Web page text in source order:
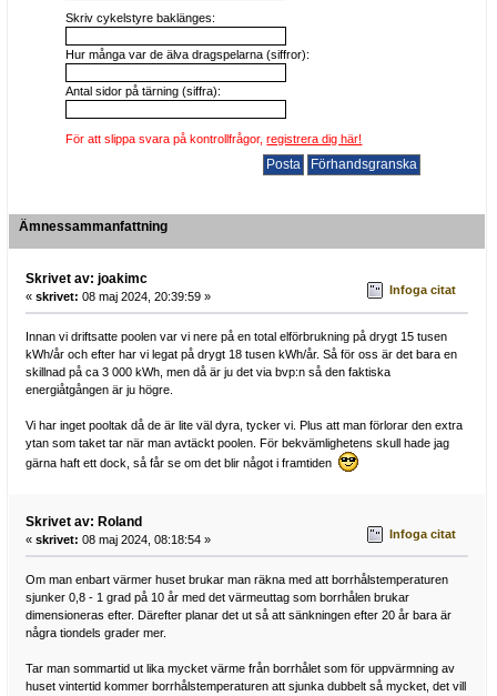
Skriv cykelstyre baklänges:
Hur många var de älva dragspelarna (siffror):
Antal sidor på tärning (siffra):
För att slippa svara på kontrollfrågor,registrera dig här!
Ämnessammanfattning
Skrivet av: joakimc
« skrivet: 08 maj 2024, 20:39:59 » Infoga citat
Innan vi driftsatte poolen var vi nere på en total elförbrukning på drygt 15 tusen
kWh/år och efter har vi legat på drygt 18 tusen kWh/år. Så för oss är det bara en
skillnad på ca 3 000 kWh, men då är ju det via bvp:n så den faktiska
energiåtgången är ju högre.
Vi har inget pooltak då de är lite väl dyra, tycker vi. Plus att man förlorar den extra
ytan som taket tar när man avtäckt poolen. För bekvämlighetens skull hade jag
gärna haft ett dock, så får se om det blir något i framtiden
Skrivet av: Roland
« skrivet: 08 maj 2024, 08:18:54 » Infoga citat
Om man enbart värmer huset brukar man räkna med att borrhålstemperaturen
sjunker 0,8 - 1 grad på 10 år med det värmeuttag som borrhålen brukar
dimensioneras efter. Därefter planar det ut så att sänkningen efter 20 år bara är
några tiondels grader mer.
Tar man sommartid ut lika mycket värme från borrhålet som för uppvärmning av
huset vintertid kommer borrhålstemperaturen att sjunka dubbelt så mycket, det vill